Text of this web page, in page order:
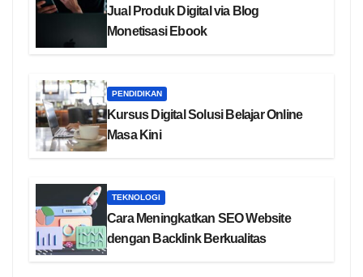
Jual Produk Digital via Blog
Monetisasi Ebook
PENDIDIKAN
Kursus Digital Solusi Belajar Online
Masa Kini
TEKNOLOGI
Cara Meningkatkan SEO Website
dengan Backlink Berkualitas